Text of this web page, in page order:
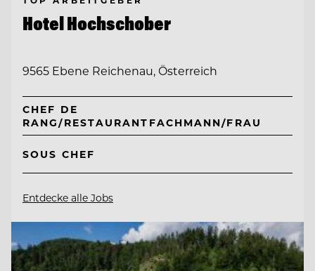
Hotel Hochschober
9565 Ebene Reichenau, Österreich
CHEF DE
RANG/RESTAURANTFACHMANN/FRAU
SOUS CHEF
Entdecke alle Jobs